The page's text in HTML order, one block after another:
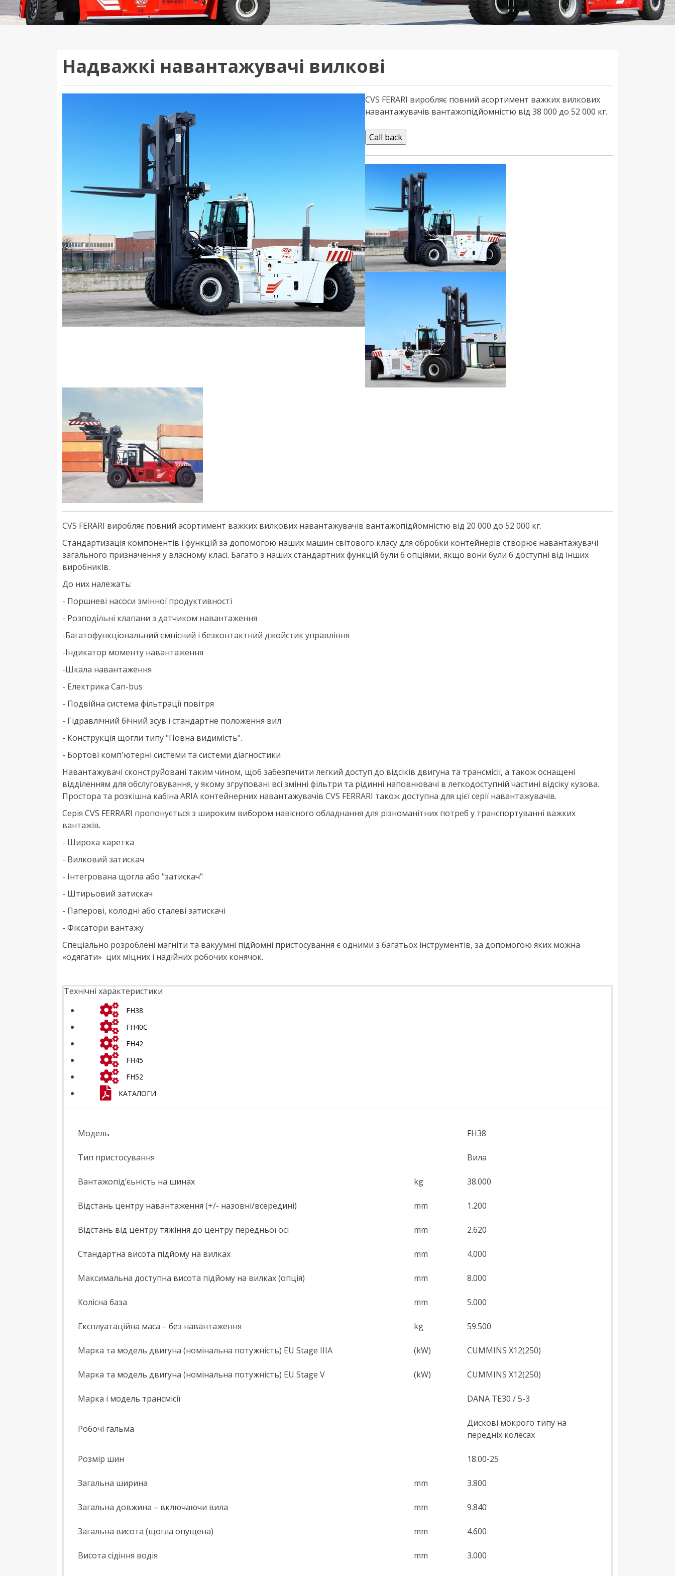
Надважкі навантажувачі вилкові
CVS FERARI виробляє повний асортимент важких вилкових
навантажувачів вантажопідйомністю від 38 000 до 52 000 кг.
CVS FERARI виробляє повний асортимент важких вилкових навантажувачів вантажопідйомністю від 20 000 до 52 000 кг.
Стандартизація компонентів і функцій за допомогою наших машин світового класу для обробки контейнерів створює навантажувачі
загального призначення у власному класі. Багато з наших стандартних функцій були б опціями, якщо вони були б доступні від інших
виробників.
До них належать:
- Поршневі насоси змінної продуктивності
- Розподільні клапани з датчиком навантаження
-Багатофункціональний ємнісний і безконтактний джойстик управління
-Індикатор моменту навантаження
-Шкала навантаження
- Електрика Can-bus
- Подвійна система фільтрації повітря
- Гідравлічний бічний зсув і стандартне положення вил
- Конструкція щогли типу "Повна видимість".
- Бортові комп'ютерні системи та системи діагностики
Навантажувачі сконструйовані таким чином, щоб забезпечити легкий доступ до відсіків двигуна та трансмісії, а також оснащені
відділенням для обслуговування, у якому згруповані всі змінні фільтри та рідинні наповнювачі в легкодоступній частині відсіку кузова.
Простора та розкішна кабіна ARIA контейнерних навантажувачів CVS FERRARI також доступна для цієї серії навантажувачів.
Серія CVS FERRARI пропонується з широким вибором навісного обладнання для різноманітних потреб у транспортуванні важких
вантажів.
- Широка каретка
- Вилковий затискач
- Інтегрована щогла або "затискач"
- Штирьовий затискач
- Паперові, колодні або сталеві затискачі
- Фіксатори вантажу
Спеціально розроблені магніти та вакуумні підйомні пристосування є одними з багатьох інструментів, за допомогою яких можна
«одягати» цих міцних і надійних робочих конячок.
Технічні характеристики
FH38
FH40C
FH42
FH45
FH52
КАТАЛОГИ
Moдель FH38
Тип пристосування Вила
Вантажопід’єьність на шинах kg 38.000
Відстань центру навантаження (+/- назовні/всередині) mm 1.200
Відстань від центру тяжіння до центру передньої осі mm 2.620
Стандартна висота підйому на вилках mm 4.000
Максимальна доступна висота підйому на вилках (опція) mm 8.000
Колісна база mm 5.000
Експлуатаційна маса – без навантаження kg 59.500
Марка та модель двигуна (номінальна потужність) EU Stage IIIA (kW) CUMMINS X12(250)
Марка та модель двигуна (номінальна потужність) EU Stage V (kW) CUMMINS X12(250)
Марка і модель трансмісії DANA TE30 / 5-3
Робочі гальма
Дискові мокрого типу на
передніх колесах
Розмір шин 18.00-25
Загальна ширина mm 3.800
Загальна довжина – включаючи вила mm 9.840
Загальна висота (щогла опущена) mm 4.600
Висота сідіння водія mm 3.000